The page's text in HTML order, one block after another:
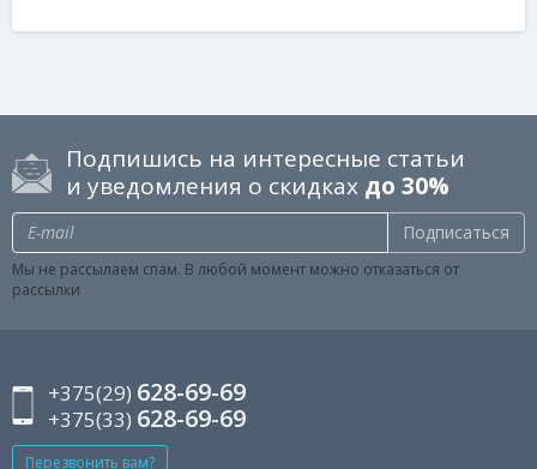
Подпишись на интересные статьи
и уведомления о скидках до 30%
Подписаться
Мы не рассылаем спам. В любой момент можно отказаться от
рассылки
+375(29) 628-69-69
+375(33) 628-69-69
Перезвонить вам?